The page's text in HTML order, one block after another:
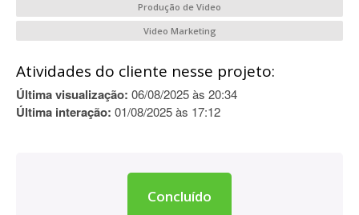
Produção de Video
Video Marketing
Atividades do cliente nesse projeto:
Última visualização: 06/08/2025 às 20:34
Última interação: 01/08/2025 às 17:12
Concluído